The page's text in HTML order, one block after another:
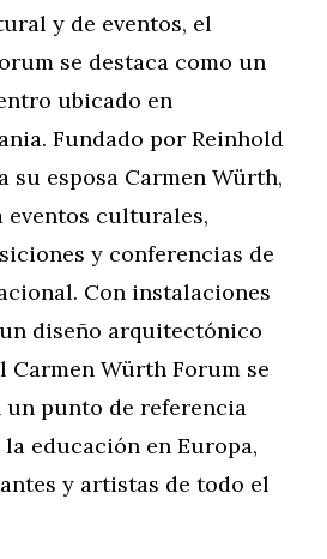
y de eventos, el
se destaca como un
ubicado en
Fundado por Reinhold
su esposa Carmen Würth,
eventos culturales,
y conferencias de
Con instalaciones
diseño arquitectónico
Carmen Würth Forum se
punto de referencia
educación en Europa,
y artistas de todo el